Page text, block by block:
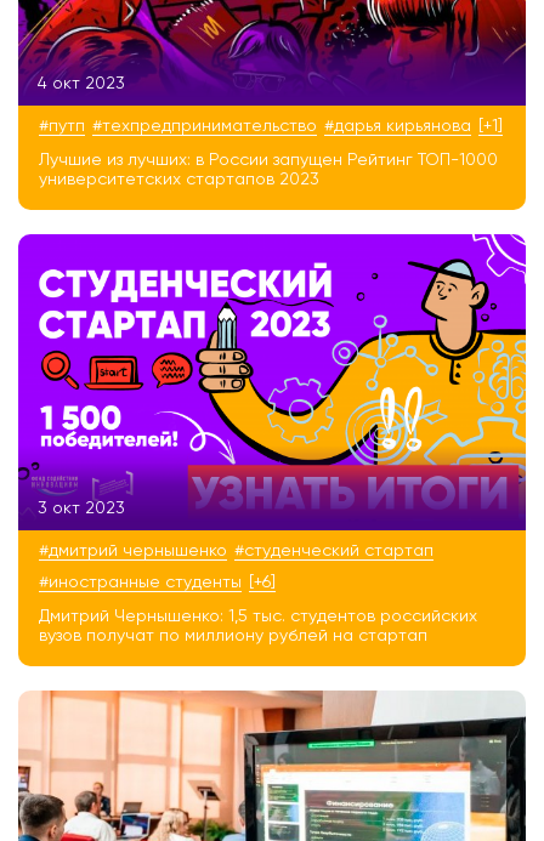
4 окт 2023
#путп #техпредпринимательство #дарья кирьянова
[+1]
Лучшие из лучших: в России запущен Рейтинг ТОП-1000
университетских стартапов 2023
3 окт 2023
#дмитрий чернышенко #студенческий стартап
#иностранные студенты
[+6]
Дмитрий Чернышенко: 1,5 тыс. студентов российских
вузов получат по миллиону рублей на стартап